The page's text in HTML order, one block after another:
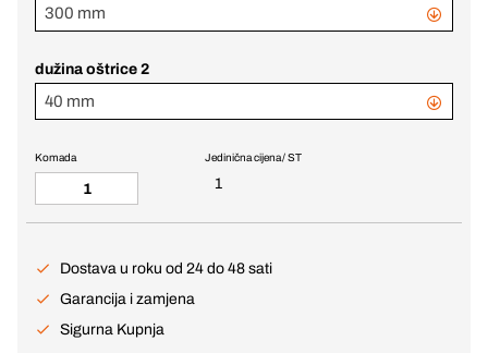
300 mm
dužina oštrice 2
40 mm
Jedinična cijena / ST
1
Komada
Dostava u roku od 24 do 48 sati
Garancija i zamjena
Sigurna Kupnja